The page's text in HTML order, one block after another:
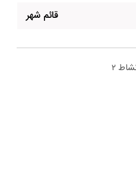
قائم شهر